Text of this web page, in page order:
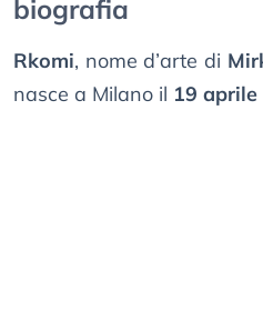
biografia
Rkomi, nome d’arte di
nasce a Milano il 19